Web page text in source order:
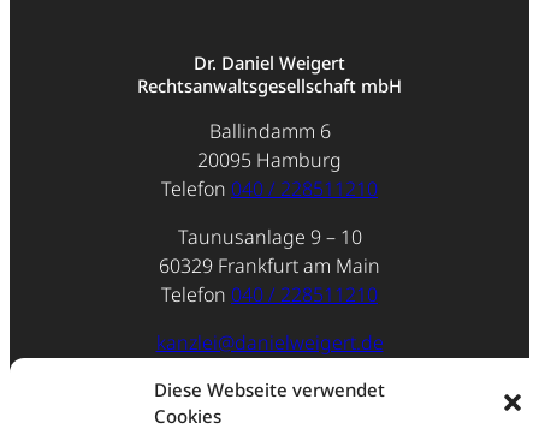
Diese Webseite verwendet
Cookies
Dr. Daniel Weigert
Rechtsanwaltsgesellschaft mbH
Ballindamm 6
20095 Hamburg
Telefon 040 / 228511210
Taunusanlage 9 – 10
60329 Frankfurt am Main
Telefon 040 / 228511210
kanzlei@danielweigert.de
Impressum
Datenschutz